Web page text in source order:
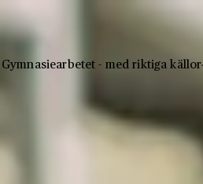
Gymnasiearbetet - med riktiga källor